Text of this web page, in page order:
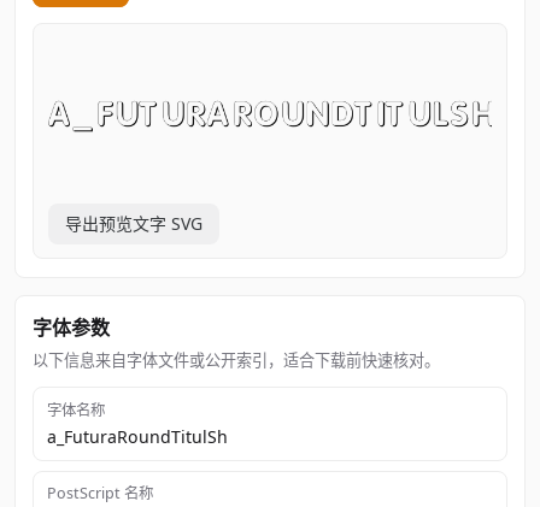
导出预览文字 SVG
字体参数
以下信息来自字体文件或公开索引，适合下载前快速核对。
字体名称
a_FuturaRoundTitulSh
PostScript 名称